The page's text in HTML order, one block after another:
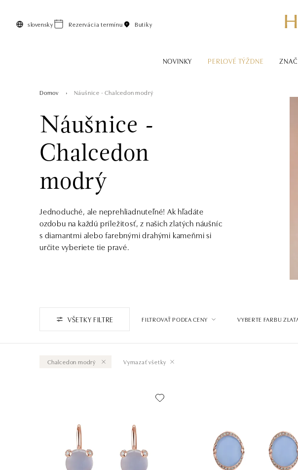
slovensky Rezervácia termínu Butiky
NOVINKY PERLOVÉ TÝŽDNE
Domov Náušnice - Chalcedon modrý
Náušnice -
Chalcedon
modrý
Jednoduché, ale neprehliadnuteľné! Ak hľadáte
ozdobu na každú príležitosť, z našich zlatých náušníc
s diamantmi alebo farebnými drahými kameňmi si
určite vyberiete tie pravé.
VŠETKY FILTRE FILTROVAŤ PODĽA CENY VYBERTE FARBU
Chalcedon modrý Vymazať všetky